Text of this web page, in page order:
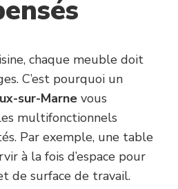
chaque meuble doit
C’est pourquoi un
sur-Marne vous
multifonctionnels
Par exemple, une table
à la fois d’espace pour
de surface de travail.